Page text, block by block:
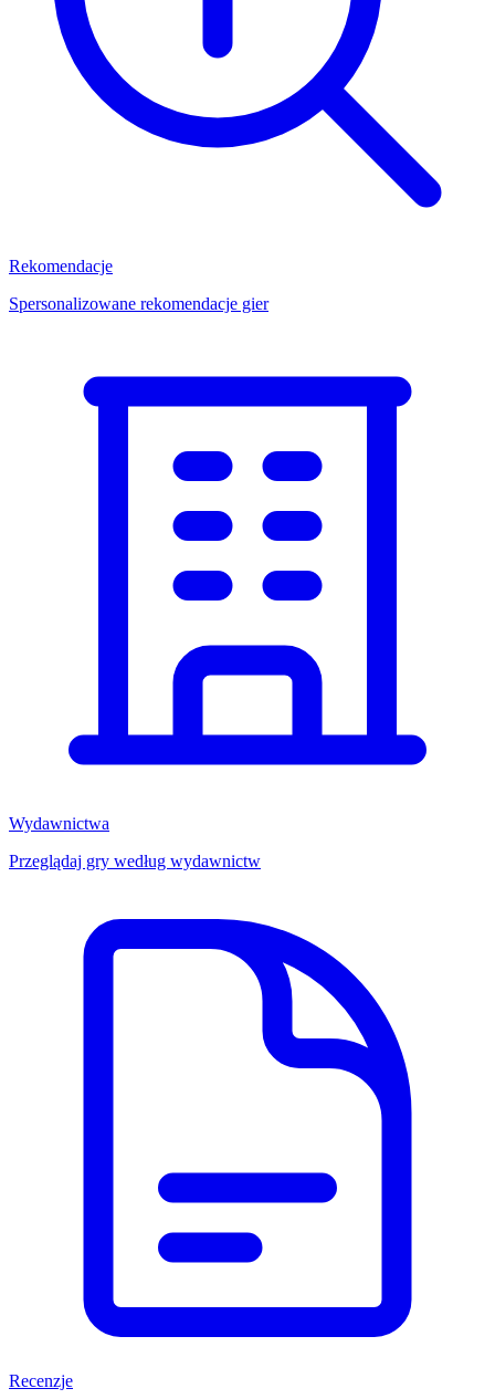
Rekomendacje
Spersonalizowane rekomendacje gier
Wydawnictwa
Przeglądaj gry według wydawnictw
Recenzje